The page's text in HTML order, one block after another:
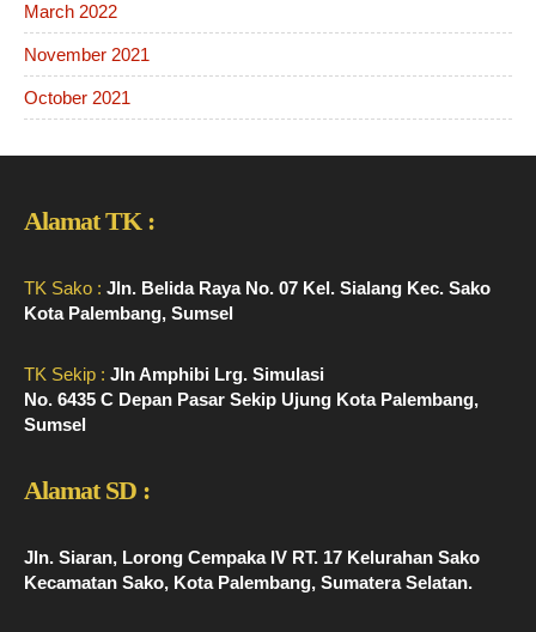
March 2022
November 2021
October 2021
Alamat TK :
TK Sako : Jln. Belida Raya No. 07 Kel. Sialang Kec. Sako
Kota Palembang, Sumsel
TK Sekip : Jln Amphibi Lrg. Simulasi
No. 6435 C Depan Pasar Sekip Ujung Kota Palembang,
Sumsel
Alamat SD :
Jln. Siaran, Lorong Cempaka IV RT. 17 Kelurahan Sako
Kecamatan Sako, Kota Palembang, Sumatera Selatan.